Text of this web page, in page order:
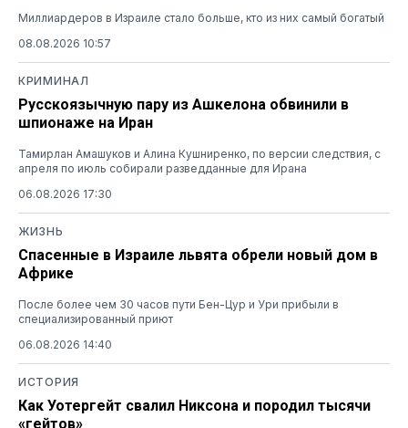
Миллиардеров в Израиле стало больше, кто из них самый богатый
08.08.2026 10:57
КРИМИНАЛ
Русскоязычную пару из Ашкелона обвинили в
шпионаже на Иран
Тамирлан Амашуков и Алина Кушниренко, по версии следствия, с
апреля по июль собирали разведданные для Ирана
06.08.2026 17:30
ЖИЗНЬ
Спасенные в Израиле львята обрели новый дом в
Африке
После более чем 30 часов пути Бен-Цур и Ури прибыли в
специализированный приют
06.08.2026 14:40
ИСТОРИЯ
Как Уотергейт свалил Никсона и породил тысячи
«гейтов»